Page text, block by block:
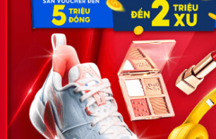
SĐT: 0981 448 766
Email:
VỀ CHÚNG TÔI
News.timviec.com.vn là website cung cấp
nhân sự, nghề nghiệp do Timviec.com.vn
doanh nghiệp, nhân sự tuyển dụng, người đi
cập nhật thông tin và đáp ứng được